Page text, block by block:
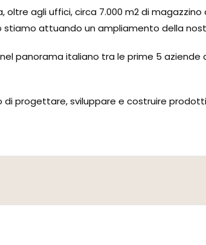
oltre agli uffici, circa 7.000 m2 di
attuando un ampliamento della
panorama italiano tra le prime 5
progettare, sviluppare e costruire